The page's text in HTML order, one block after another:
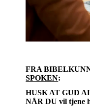
FRA
SPOKEN:
HUSK AT GUD
NÅR DU vil tjene